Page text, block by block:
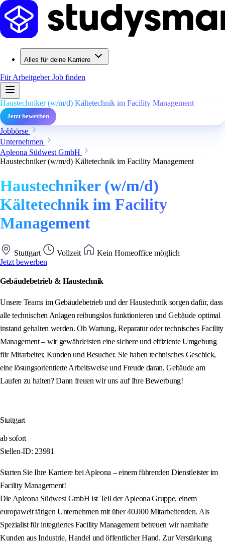
Alles für deine Karriere
Für ArbeitgeberJob finden
Haustechniker (w/m/d) Kältetechnik im Facility Management
Jetzt bewerben
Jobbörse
Unternehmen
Apleona Südwest GmbH
Haustechniker (w/m/d) Kältetechnik im Facility Management
Haustechniker (w/m/d)
Kältetechnik im Facility
Management
Stuttgart Vollzeit
Kein Homeoffice möglich
Jetzt bewerben
Gebäudebetrieb & Haustechnik
Unsere Teams im Gebäudebetrieb und der Haustechnik sorgen dafür, dass
alle technischen Anlagen reibungslos funktionieren und Gebäude optimal
instand gehalten werden. Ob Wartung, Reparatur oder technisches Facility
Management – wir gewährleisten eine sichere und effiziente Umgebung
für Mitarbeiter, Kunden und Besucher. Sie haben technisches Geschick,
eine lösungsorientierte Arbeitsweise und Freude daran, Gebäude am
Laufen zu halten? Dann freuen wir uns auf Ihre Bewerbung!
Stuttgart
ab sofort
Stellen-ID: 23981
Starten Sie Ihre Karriere bei Apleona – einem führenden Dienstleister im
Facility Management!
Die Apleona Südwest GmbH ist Teil der Apleona Gruppe, einem
europaweit tätigen Unternehmen mit über 40.000 Mitarbeitenden. Als
Spezialist für integriertes Facility Management betreuen wir namhafte
Kunden aus Industrie, Handel und öffentlicher Hand. Zur Verstärkung